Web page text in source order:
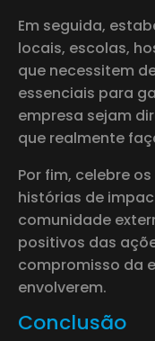
Em seguida,
locais, escolas,
que necessitem
essenciais para
empresa sejam
que realmente
Por fim, celebre
histórias de
comunidade
positivos das
compromisso da
envolverem.
Conclusão